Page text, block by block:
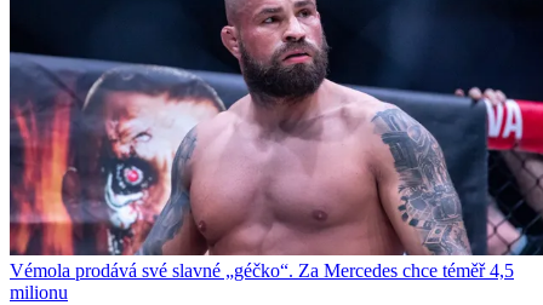
Vémola prodává své slavné „géčko“. Za Mercedes chce téměř 4,5
milionu